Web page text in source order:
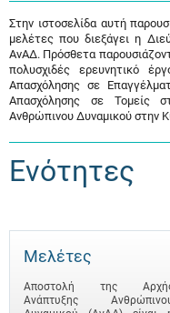
Στην ιστοσελίδα αυτή
μελέτες που διεξάγει η
ΑνΑΔ. Πρόσθετα
πολυσχιδές ερευνητικό
Απασχόλησης σε
Απασχόλησης σε Τομείς
Ανθρώπινου Δυναμικού στην
Ενότητες
Μελέτες
Αποστολή της
Ανάπτυξης